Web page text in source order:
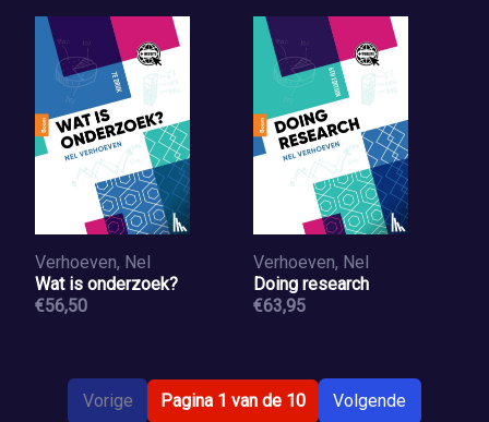
Verhoeven, Nel
Wat is onderzoek?
€56,50
Verhoeven, Nel
Doing research
€63,95
Vorige Pagina 1 van de 10 Volgende